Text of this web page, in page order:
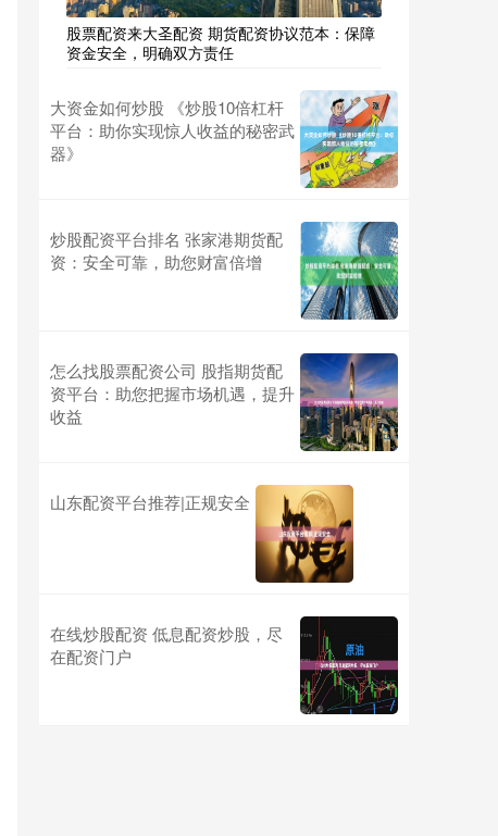
股票配资来大圣配资 期货配资协议范本：保障
资金安全，明确双方责任
大资金如何炒股 《炒股10倍杠杆
平台：助你实现惊人收益的秘密武
器》
炒股配资平台排名 张家港期货配
资：安全可靠，助您财富倍增
怎么找股票配资公司 股指期货配
资平台：助您把握市场机遇，提升
收益
山东配资平台推荐|正规安全
在线炒股配资 低息配资炒股，尽
在配资门户